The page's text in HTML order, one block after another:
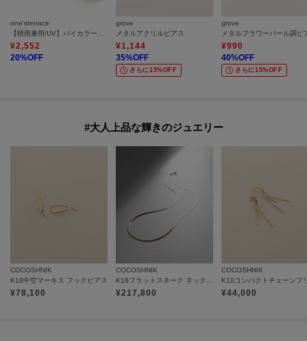
one'sterrace
【晴雨兼用/UV】バイカラーパイピング 長傘
¥2,552
20%OFF
grove
メタルアクリルピアス
¥1,144
35%OFF
さらに15%OFF
grove
メタルフラワーパール調ピ
¥990
40%OFF
さらに15%OFF
#大人上品な輝きのジュエリー
COCOSHNIK
K18中空マーキス フックピアス
¥78,100
COCOSHNIK
¥217,800
COCOSHNIK
¥44,000